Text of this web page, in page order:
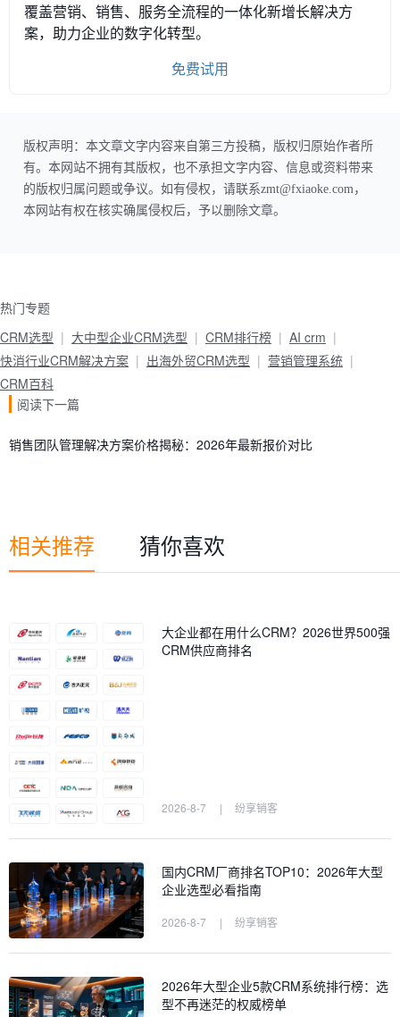
覆盖营销、销售、服务全流程的一体化新增长解决方
案，助力企业的数字化转型。
免费试用
版权声明：本文章文字内容来自第三方投稿，版权归原始作者所
有。本网站不拥有其版权，也不承担文字内容、信息或资料带来
的版权归属问题或争议。如有侵权，请联系zmt@fxiaoke.com，
本网站有权在核实确属侵权后，予以删除文章。
热门专题
CRM选型
大中型企业CRM选型 CRM排行榜
AI crm
快消行业CRM解决方案
出海外贸CRM选型
营销管理系统
CRM百科
阅读下一篇
销售团队管理解决方案价格揭秘：2026年最新报价对比
相关推荐 猜你喜欢
大企业都在用什么CRM？2026世界500强
CRM供应商排名
2026-8-7 | 纷享销客
国内CRM厂商排名TOP10：2026年大型
企业选型必看指南
2026-8-7 | 纷享销客
2026年大型企业5款CRM系统排行榜：选
型不再迷茫的权威榜单